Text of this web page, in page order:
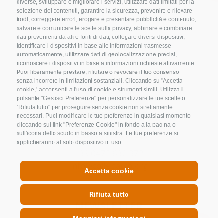
diverse, sviluppare e migliorare i servizi, utilizzare dati limitati per la
selezione dei contenuti, garantire la sicurezza, prevenire e rilevare
frodi, correggere errori, erogare e presentare pubblicità e contenuto,
salvare e comunicare le scelte sulla privacy, abbinare e combinare
dati provenienti da altre fonti di dati, collegare diversi dispositivi,
identificare i dispositivi in base alle informazioni trasmesse
automaticamente, utilizzare dati di geolocalizzazione precisi,
riconoscere i dispositivi in base a informazioni richieste attivamente.
Puoi liberamente prestare, rifiutare o revocare il tuo consenso
senza incorrere in limitazioni sostanziali. Cliccando su "Accetta
cookie," acconsenti all'uso di cookie e strumenti simili. Utilizza il
pulsante "Gestisci Preferenze" per personalizzare le tue scelte o
"Rifiuta tutto" per proseguire senza cookie non strettamente
necessari. Puoi modificare le tue preferenze in qualsiasi momento
cliccando sul link "Preferenze Cookie" in fondo alla pagina o
sull'icona dello scudo in basso a sinistra. Le tue preferenze si
applicheranno al solo dispositivo in uso.
Accetta cookie
Rifiuta tutto
CONTATTACI
info@colleisarco.org
NEWSLETTER